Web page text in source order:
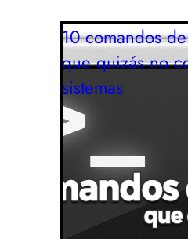
10 comandos
que quizás no
sistemas